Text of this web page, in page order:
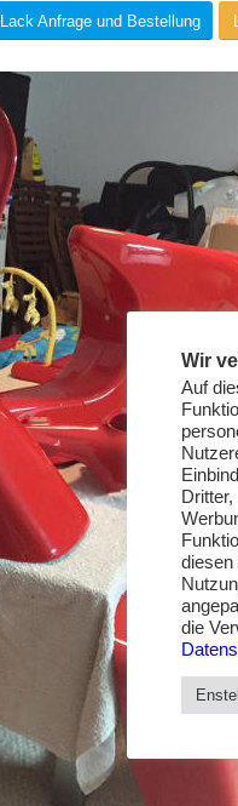
Lack Anfrage und Bestellung
Wir
Auf
diesen
die